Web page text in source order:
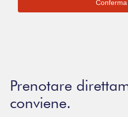
Prenotare
conviene.